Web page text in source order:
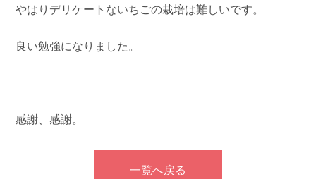
やはりデリケートないちごの栽培は難しいです。
良い勉強になりました。
感謝、感謝。
一覧へ戻る